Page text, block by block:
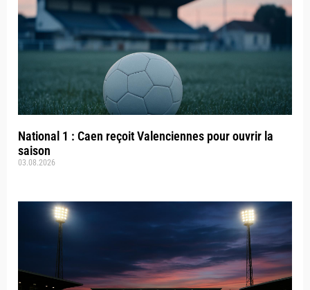
National 1 : Caen reçoit Valenciennes pour ouvrir la
saison
03.08.2026